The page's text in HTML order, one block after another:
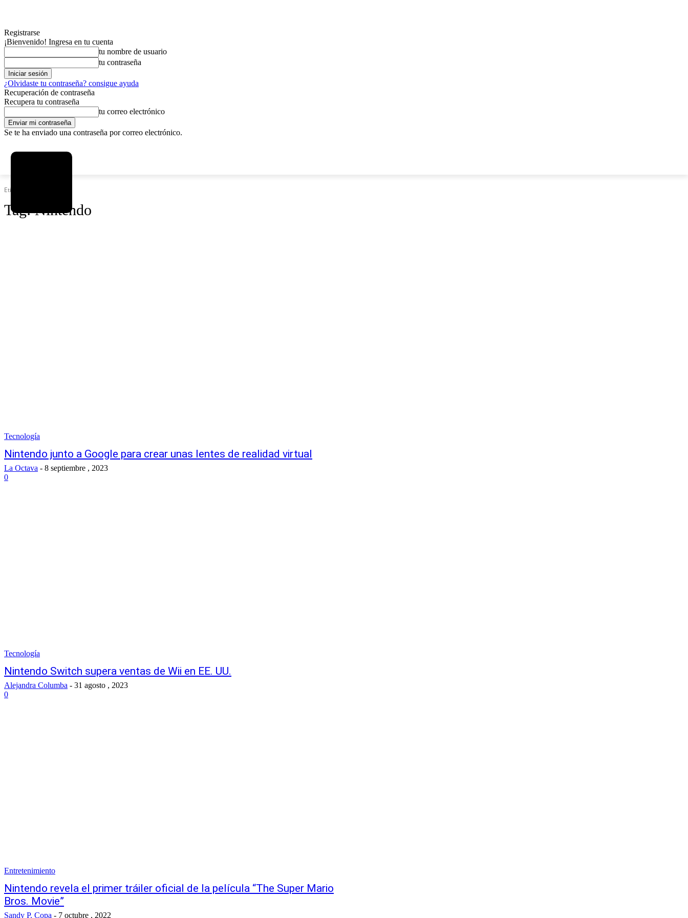
Registrarse
¡Bienvenido! Ingresa en tu cuenta
tu nombre de usuario
tu contraseña
¿Olvidaste tu contraseña? consigue ayuda
Recuperación de contraseña
Recupera tu contraseña
tu correo electrónico
Se te ha enviado una contraseña por correo electrónico.
Etiquetas
Tag:Nintendo
Tecnología
Nintendo junto a Google para crear unas lentes de realidad virtual
La Octava - 8 septiembre , 2023
0
Tecnología
Nintendo Switch supera ventas de Wii en EE. UU.
Alejandra Columba - 31 agosto , 2023
0
Entretenimiento
Nintendo revela el primer tráiler oficial de la película “The Super Mario
Bros. Movie”
Sandy P. Copa - 7 octubre , 2022